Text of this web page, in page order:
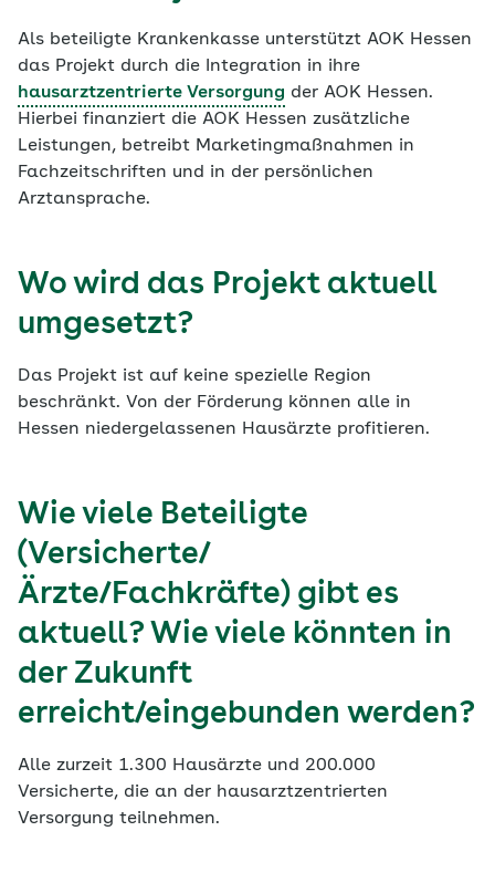
Als beteiligte Krankenkasse unterstützt AOK Hessen
das Projekt durch die Integration in ihre
hausarztzentrierte Versorgung der AOK Hessen.
Hierbei finanziert die AOK Hessen zusätzliche
Leistungen, betreibt Marketingmaßnahmen in
Fachzeitschriften und in der persönlichen
Arztansprache.
Wo wird das Projekt aktuell
umgesetzt?
Das Projekt ist auf keine spezielle Region
beschränkt. Von der Förderung können alle in
Hessen niedergelassenen Hausärzte profitieren.
Wie viele Beteiligte
(Versicherte/
Ärzte/Fachkräfte) gibt es
aktuell? Wie viele könnten in
der Zukunft
erreicht/eingebunden werden?
Alle zurzeit 1.300 Hausärzte und 200.000
Versicherte, die an der hausarztzentrierten
Versorgung teilnehmen.